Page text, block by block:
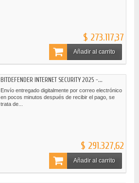
$ 273.117,37
Añadir al carrito
BITDEFENDER INTERNET SECURITY 2025 -...
Envío entregado digitalmente por correo electrónico
en pocos minutos después de recibir el pago, se
trata de...
$ 291.327,62
Añadir al carrito